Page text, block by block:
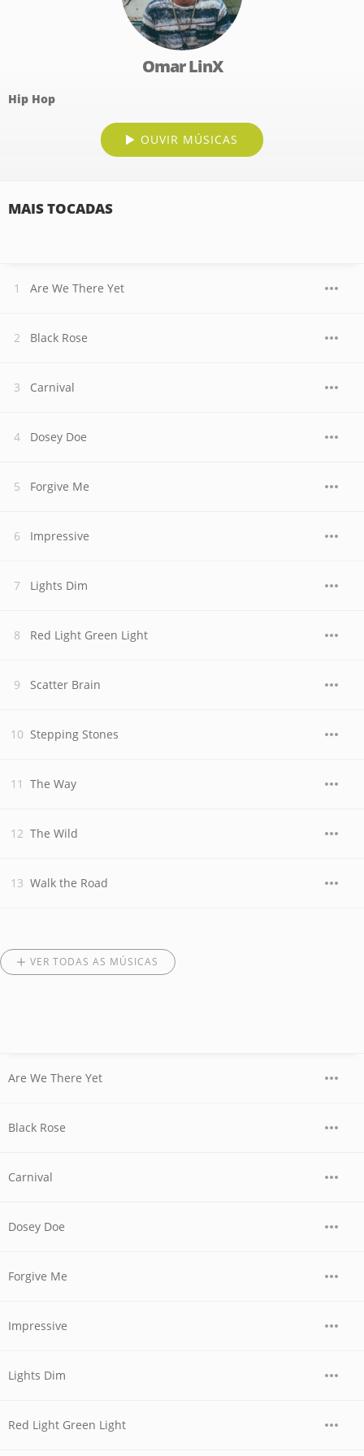
Omar LinX
Hip Hop
OUVIR MÚSICAS
MAIS TOCADAS
Are We There Yet
Black Rose
Carnival
Dosey Doe
Forgive Me
Impressive
Lights Dim
Red Light Green Light
Scatter Brain
Stepping Stones
The Way
The Wild
Walk the Road
VER TODAS AS MÚSICAS
Are We There Yet
Black Rose
Carnival
Dosey Doe
Forgive Me
Impressive
Lights Dim
Red Light Green Light